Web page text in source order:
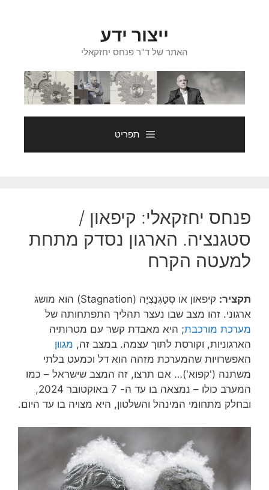
ייצור ידע
האתר של ד"ר פנחס יחזקאלי
תפריט
פנחס יחזקאלי: קיפאון /
סטגנציה. הארגון נסדק מתחת
למעטה הקרח
תקציר: קיפאון או סְטַגְנַצְיָה
(Stagnation) הוא מושג
ארגוני. זהו מצב שבו נעצר תהליך התפתחותה של
מערכת מורכבת; היא מאבדת קשר עם מטרותיה
הארגוניות, וקורסת לתוך עצמה. במצב זה, מגוון
האפשרויות שהמערכת מזהה הוא דל וכמעט בלתי
משתנה ('קפוא')… אם תרצו, זה המצב שישראל – כמו
המערב כולו – נמצאה בו עד ה- 7 באוקטובר 2024,
ובחלק מתחומי המינהל והשלטון, היא מצויה בו עד היום.